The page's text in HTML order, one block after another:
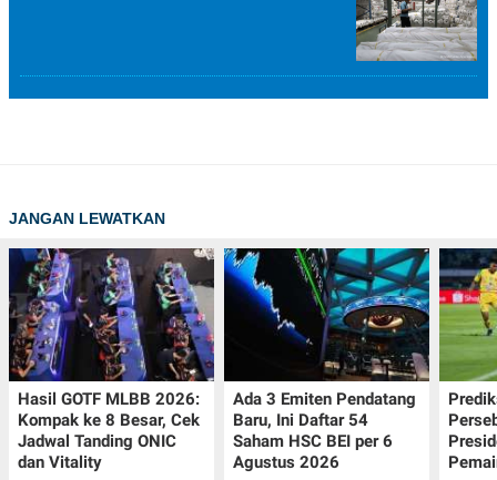
JANGAN LEWATKAN
Hasil GOTF MLBB 2026:
Kompak ke 8 Besar, Cek
Jadwal Tanding ONIC
dan Vitality
Ada 3 Emiten Pendatang
Baru, Ini Daftar 54
Saham HSC BEI per 6
Agustus 2026